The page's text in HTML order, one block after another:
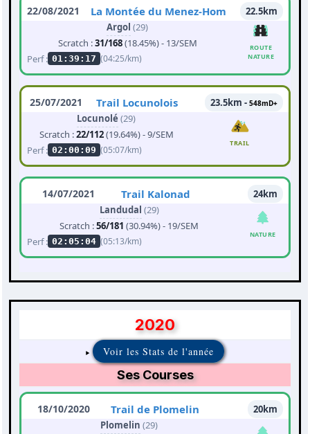
22/08/2021 La Montée du Menez-Hom
22.5km
Argol (29)
Scratch :31/168(18.45%) - 13/SEM
Perf : 01:39:17 (04:25/km)
ROUTE
NATURE
25/07/2021 Trail Locunolois 23.5km - 548mD+
Locunolé (29)
Scratch :22/112(19.64%) - 9/SEM
Perf : 02:00:09 (05:07/km)
TRAIL
14/07/2021 Trail Kalonad
24km
Landudal (29)
Scratch :56/181 (30.94%) - 19/SEM
Perf : 02:05:04 (05:13/km)
NATURE
2020
Voir les Stats de l'année
Ses Courses
18/10/2020 Trail de Plomelin
20km
Plomelin (29)